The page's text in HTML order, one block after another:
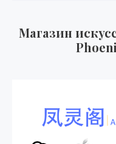
Магазин